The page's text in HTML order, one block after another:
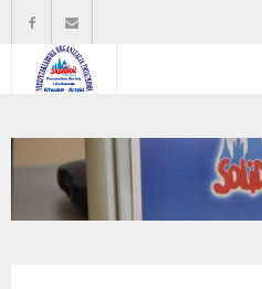
Władze organizacji
O nas